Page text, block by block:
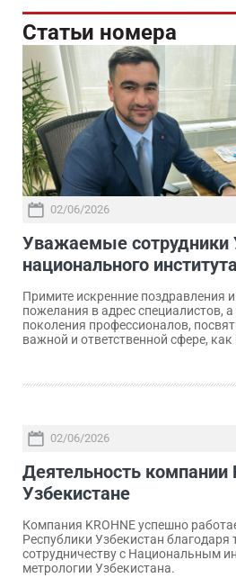
Статьи номера
02/06/2026
Уважаемые сотрудники
национального
Примите искренние поздравления
пожелания в адрес специалистов,
поколения профессионалов,
важной и ответственной сфере,
02/06/2026
Деятельность компании
Узбекистане
Компания KROHNE успешно
Республики Узбекистан благодаря
сотрудничеству с Национальным
метрологии Узбекистана.